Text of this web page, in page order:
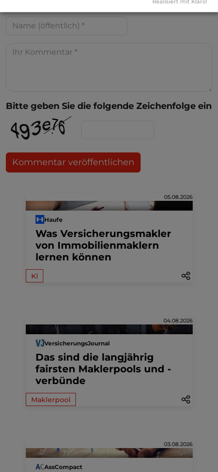
Bitte geben Sie die folgende Zeichenfolge ein
Kommentar veröffentlichen
05.08.2026
Haufe
Was Versicherungsmakler
von Immobilienmaklern
lernen können
KI
04.08.2026
VersicherungsJournal
Das sind die langjährig
fairsten Maklerpools und -
verbünde
Maklerpool
03.08.2026
AssCompact
Realisiert mit Klaro!